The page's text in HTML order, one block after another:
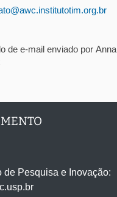
de Pesquisa e Inovação:
br
de e-mail enviado por